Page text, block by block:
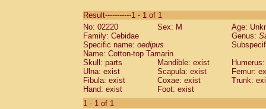
CebidaeSaguinus labiatus(0)
Cebidae Saguinus leucopus (0)
Cebidae
CebidaeSaguinus mystax
Cebidae Saguinus nigricollis (0)
Cebidae Saguinus oedipus
Cebidae Saguinus weddelli
Cebidae Saguinusspp.
Cebidae
Result-----------1 - 1 of 1
No: 02220
Sex: M
Age:
Family: Cebidae
Genus:
Specific name: oedipus
Name: Cotton-top Tamarin
Skull: parts
Mandible: exist
Ulna: exist
Scapula: exist
Femur:
Fibula: exist
Coxae: exist
Trunk:
Hand: exist
Foot: exist
1 - 1 of 1